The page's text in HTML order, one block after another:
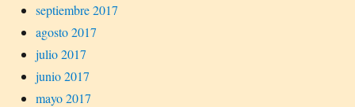
septiembre 2017
agosto 2017
julio 2017
junio 2017
mayo 2017